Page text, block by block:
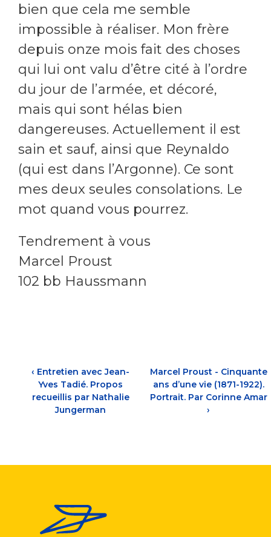
bien que cela me semble
impossible à réaliser. Mon frère
depuis onze mois fait des choses
qui lui ont valu d’être cité à l’ordre
du jour de l’armée, et décoré,
mais qui sont hélas bien
dangereuses. Actuellement il est
sain et sauf, ainsi que Reynaldo
(qui est dans l’Argonne). Ce sont
mes deux seules consolations. Le
mot quand vous pourrez.
Tendrement à vous
Marcel Proust
102 bb Haussmann
‹ Entretien avec Jean-
Yves Tadié. Propos
recueillis par Nathalie
Jungerman
Marcel Proust - Cinquante
ans d’une vie (1871-1922).
Portrait. Par Corinne Amar
›